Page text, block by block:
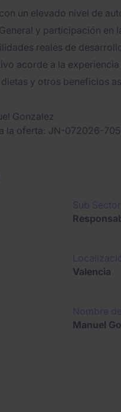
un elevado nivel de
y participación en
reales de
acorde a la
y otros beneficios
Gonzalez
la oferta JN-072026-
Valencia
Manuel